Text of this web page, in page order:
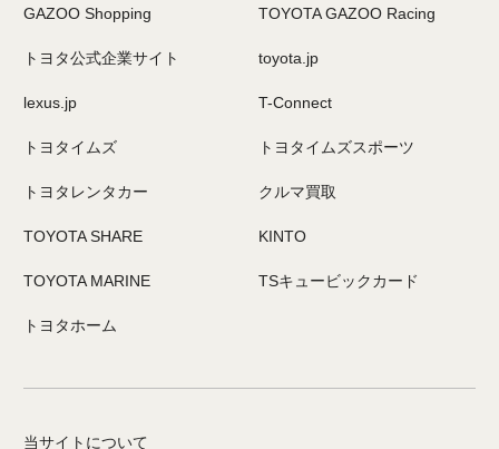
GAZOO Shopping TOYOTA GAZOO Racing
トヨタ公式企業サイト toyota.jp
lexus.jp T-Connect
トヨタイムズ トヨタイムズスポーツ
トヨタレンタカー クルマ買取
TOYOTA SHARE KINTO
TOYOTA MARINE TSキュービックカード
トヨタホーム
当サイトについて